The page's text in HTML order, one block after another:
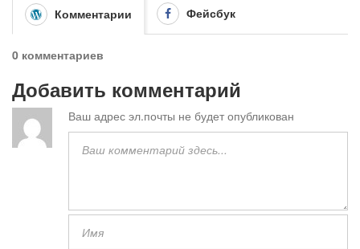
Комментарии Фейсбук
0 комментариев
Добавить комментарий
Ваш адрес эл.почты не будет опубликован